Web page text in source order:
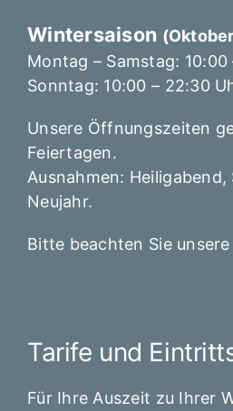
Wintersaison
Montag – Samstag:
Sonntag: 10:00 – 22:30
Unsere Öffnungszeiten
Feiertagen.
Ausnahmen: Heiligabend,
Neujahr.
Bitte beachten Sie unsere
Tarife und
Für Ihre Auszeit zu Ihrer